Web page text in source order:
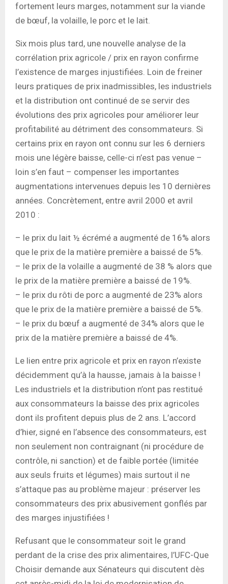
fortement leurs marges, notamment sur la viande
de bœuf, la volaille, le porc et le lait.
Six mois plus tard, une nouvelle analyse de la
corrélation prix agricole / prix en rayon confirme
l’existence de marges injustifiées. Loin de freiner
leurs pratiques de prix inadmissibles, les industriels
et la distribution ont continué de se servir des
évolutions des prix agricoles pour améliorer leur
profitabilité au détriment des consommateurs. Si
certains prix en rayon ont connu sur les 6 derniers
mois une légère baisse, celle-ci n’est pas venue –
loin s’en faut – compenser les importantes
augmentations intervenues depuis les 10 dernières
années. Concrètement, entre avril 2000 et avril
2010 :
– le prix du lait ½ écrémé a augmenté de 16% alors
que le prix de la matière première a baissé de 5%.
– le prix de la volaille a augmenté de 38 % alors que
le prix de la matière première a baissé de 19%.
– le prix du rôti de porc a augmenté de 23% alors
que le prix de la matière première a baissé de 5%.
– le prix du bœuf a augmenté de 34% alors que le
prix de la matière première a baissé de 4%.
Le lien entre prix agricole et prix en rayon n’existe
décidemment qu’à la hausse, jamais à la baisse !
Les industriels et la distribution n’ont pas restitué
aux consommateurs la baisse des prix agricoles
dont ils profitent depuis plus de 2 ans. L’accord
d’hier, signé en l’absence des consommateurs, est
non seulement non contraignant (ni procédure de
contrôle, ni sanction) et de faible portée (limitée
aux seuls fruits et légumes) mais surtout il ne
s’attaque pas au problème majeur : préserver les
consommateurs des prix abusivement gonflés par
des marges injustifiées !
Refusant que le consommateur soit le grand
perdant de la crise des prix alimentaires, l’UFC-Que
Choisir demande aux Sénateurs qui discutent dès